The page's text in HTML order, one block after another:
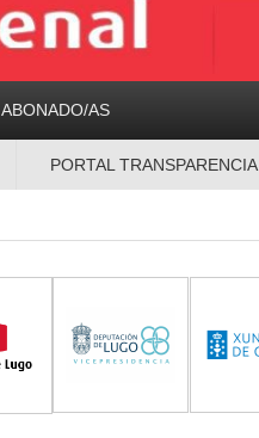
ABONADO/AS
PORTAL TRANSPARENCIA